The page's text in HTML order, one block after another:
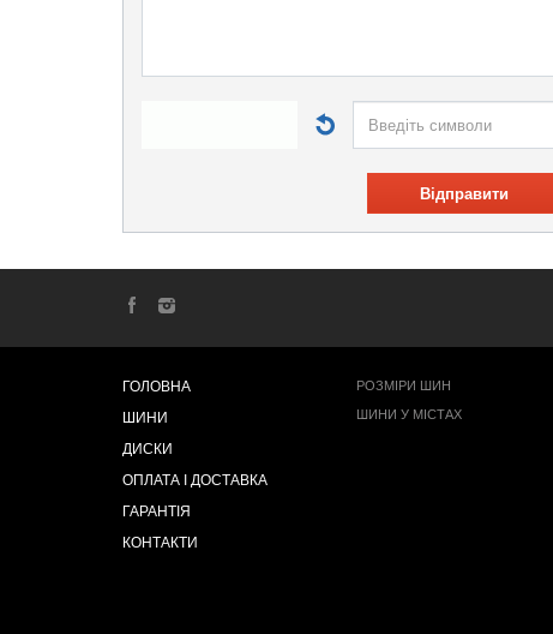
Відправити
ГОЛОВНА
ШИНИ
ДИСКИ
ОПЛАТА І ДОСТАВКА
ГАРАНТІЯ
КОНТАКТИ
РОЗМІРИ ШИН
ШИНИ У МІСТАХ